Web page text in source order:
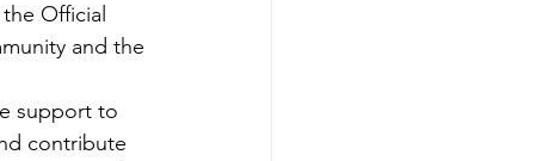
Official
and the
support to
contribute